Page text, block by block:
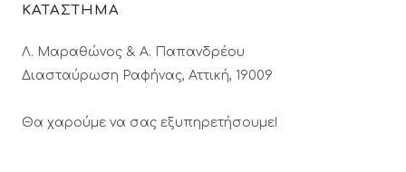
ΚΑΤΑΣΤΗΜΑ
Λ. Μαραθώνος & A. Παπανδρέου
Διασταύρωση Ραφήνας, Αττική, 19009
Θα χαρούμε να σας εξυπηρετήσουμε!